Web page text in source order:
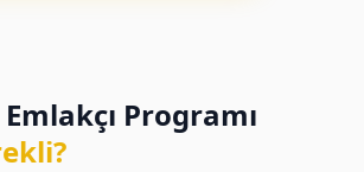
Programı